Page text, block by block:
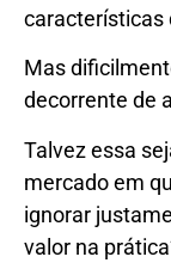
características
Mas
decorrente de
Talvez essa
mercado em
ignorar
valor na